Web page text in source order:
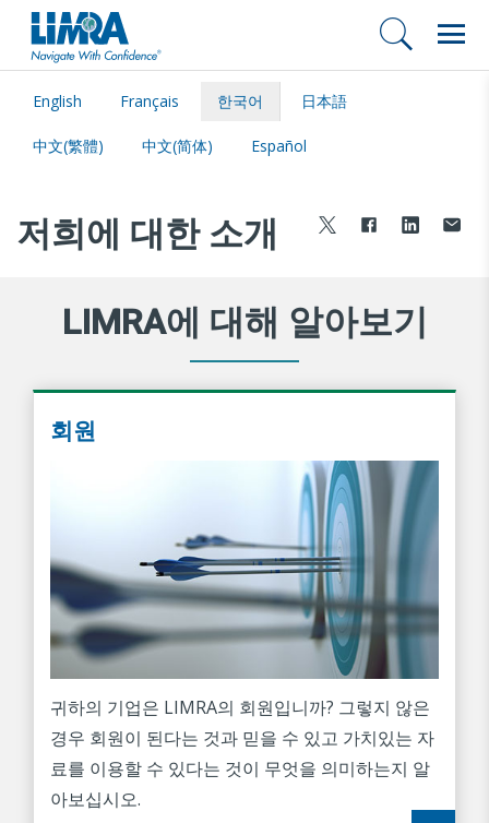
English Français 한국어 日本語
中文(繁體) 中文(简体) Español
저희에 대한 소개
LIMRA에 대해 알아보기
회원
귀하의 기업은 LIMRA의 회원입니까? 그렇지 않은
경우 회원이 된다는 것과 믿을 수 있고 가치있는 자
료를 이용할 수 있다는 것이 무엇을 의미하는지 알
아보십시오.